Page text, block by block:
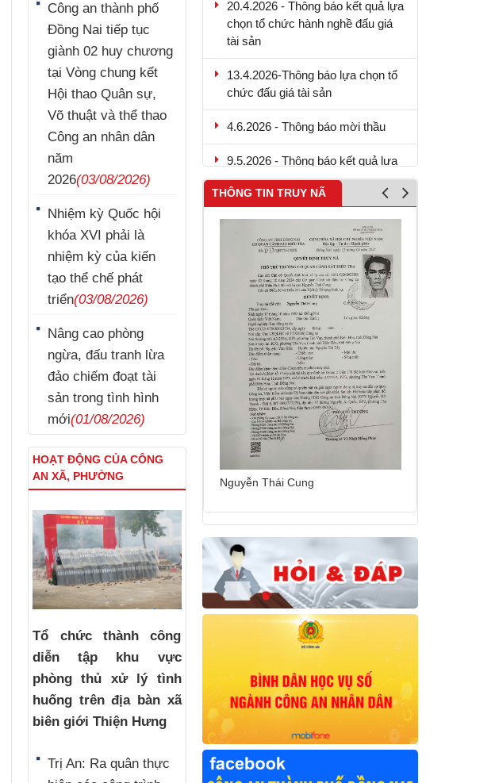
Công an thành phố
Đồng Nai tiếp tục
giành 02 huy chương
tại Vòng chung kết
Hội thao Quân sự,
Võ thuật và thể thao
Công an nhân dân
năm
2026(03/08/2026)
Nhiệm kỳ Quốc hội
khóa XVI phải là
nhiệm kỳ của kiến
tạo thể chế phát
triển(03/08/2026)
Nâng cao phòng
ngừa, đấu tranh lừa
đảo chiếm đoạt tài
sản trong tình hình
mới(01/08/2026)
HOẠT ĐỘNG CỦA CÔNG
AN XÃ, PHƯỜNG
Tổ chức thành công
diễn tập khu vực
phòng thủ xử lý tình
huống trên địa bàn xã
biên giới Thiện Hưng
Trị An: Ra quân thực
chọn tổ chức hành nghề đấu giá
tài sản
13.4.2026-Thông báo lựa chọn tổ
chức đấu giá tài sản
4.6.2026 - Thông báo mời thầu
9.5.2026 - Thông báo kết quả lựa
chọn tổ chức hành nghề đấu giá
tài sản
THÔNG TIN TRUY NÃ
Trương Minh Tuấn Nguyễn Thái Cung